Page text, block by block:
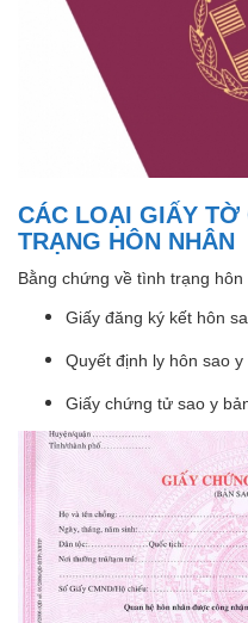
CÁC LOẠI GIẤY TỜ
TRẠNG HÔN NHÂN
Bằng chứng về tình trạng
Giấy đăng ký kết hôn
Quyết định ly hôn sao y
Giấy chứng tử sao y